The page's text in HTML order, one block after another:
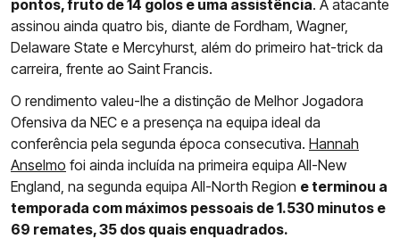
pontos, fruto de 14 golos e uma assistência. A atacante
assinou ainda quatro bis, diante de Fordham, Wagner,
Delaware State e Mercyhurst, além do primeiro hat-trick da
carreira, frente ao Saint Francis.
O rendimento valeu-lhe a distinção de Melhor Jogadora
Ofensiva da NEC e a presença na equipa ideal da
conferência pela segunda época consecutiva. Hannah
Anselmo foi ainda incluída na primeira equipa All-New
England, na segunda equipa All-North Region e terminou a
temporada com máximos pessoais de 1.530 minutos e
69 remates, 35 dos quais enquadrados.